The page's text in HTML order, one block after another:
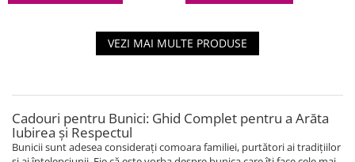
VEZI MAI MULTE PRODUSE
Cadouri pentru Bunici: Ghid Complet pentru a Arăta
Iubirea și Respectul
Bunicii sunt adesea considerați comoara familiei, purtători ai tradițiilor